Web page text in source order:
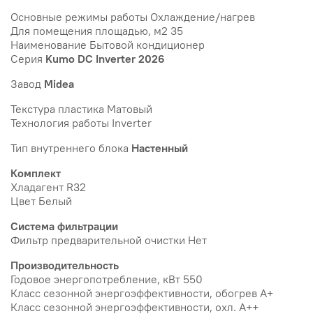
Основные режимы работы Охлаждение/нагрев
Для помещения площадью, м2 35
Наименование Бытовой кондиционер
Серия Kumo DC Inverter 2026
Завод Midea
Текстура пластика Матовый
Технология работы Inverter
Тип внутреннего блока Настенный
Комплект
Хладагент R32
Цвет Белый
Система фильтрации
Фильтр предварительной очистки Нет
Производительность
Годовое энергопотребление, кВт 550
Класс сезонной энергоэффективности, обогрев A+
Класс сезонной энергоэффективности, охл. A++